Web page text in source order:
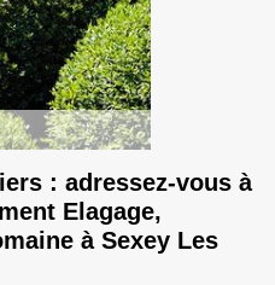
: adressez-vous à
Elagage,
à Sexey Les